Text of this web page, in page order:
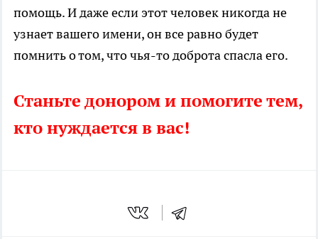
помощь. И даже если этот человек никогда не
узнает вашего имени, он все равно будет
помнить о том, что чья-то доброта спасла его.
Станьте донором и помогите тем,
кто нуждается в вас!